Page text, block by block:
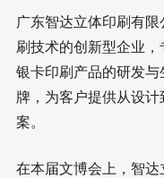
广东智达立体印刷有
刷技术的创新型企业
银卡印刷产品的研发
牌，为客户提供从设
案。
在本届文博会上，智